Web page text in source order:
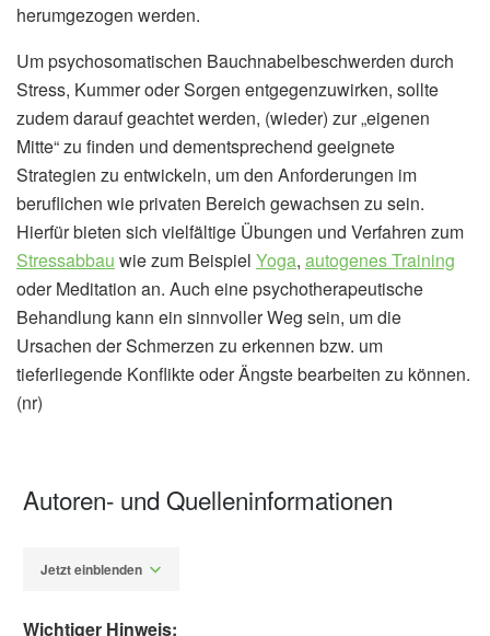
herumgezogen werden.
Um psychosomatischen Bauchnabelbeschwerden durch
Stress, Kummer oder Sorgen entgegenzuwirken, sollte
zudem darauf geachtet werden, (wieder) zur „eigenen
Mitte“ zu finden und dementsprechend geeignete
Strategien zu entwickeln, um den Anforderungen im
beruflichen wie privaten Bereich gewachsen zu sein.
Hierfür bieten sich vielfältige Übungen und Verfahren zum
Stressabbau wie zum Beispiel Yoga, autogenes Training
oder Meditation an. Auch eine psychotherapeutische
Behandlung kann ein sinnvoller Weg sein, um die
Ursachen der Schmerzen zu erkennen bzw. um
tieferliegende Konflikte oder Ängste bearbeiten zu können.
(nr)
Autoren- und Quelleninformationen
Jetzt einblenden
Wichtiger Hinweis: